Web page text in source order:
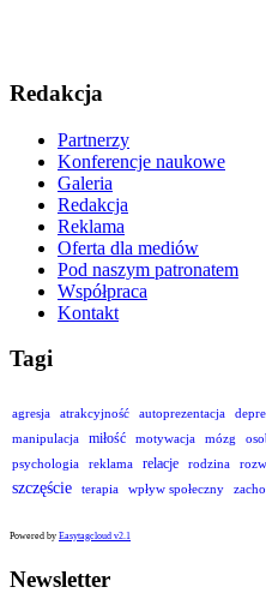
Redakcja
Partnerzy
Konferencje naukowe
Galeria
Redakcja
Reklama
Oferta dla mediów
Pod naszym patronatem
Współpraca
Kontakt
Tagi
agresja atrakcyjność autoprezentacja
manipulacja
miłość motywacja mózg
psychologia
reklama relacje rodzina
szczęście terapia wpływ społeczny
Powered by Easytagcloud v2.1
Newsletter